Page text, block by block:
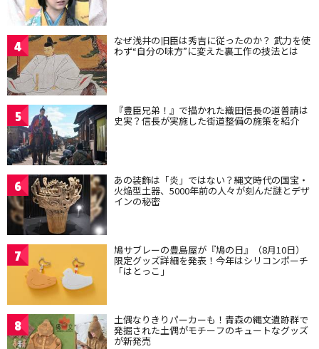
4 なぜ浅井の旧臣は秀吉に従ったのか？ 武力を使
わず“自分の味方”に変えた裏工作の技法とは
5 『豊臣兄弟！』で描かれた織田信長の道普請は
史実？信長が実施した街道整備の施策を紹介
6 あの装飾は「炎」ではない？縄文時代の国宝・
火焔型土器、5000年前の人々が刻んだ謎とデザ
インの秘密
7 鳩サブレーの豊島屋が『鳩の日』（8月10日）
限定グッズ詳細を発表！今年はシリコンポーチ
「はとっこ」
8 土偶なりきりパーカーも！青森の縄文遺跡群で
発掘された土偶がモチーフのキュートなグッズ
が新発売